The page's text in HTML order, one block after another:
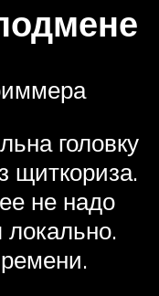
головку
щиткориза.
не надо
локально.